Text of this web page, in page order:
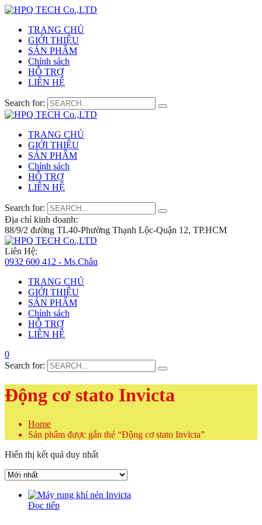
TRANG CHỦ
GIỚI THIỆU
SẢN PHẨM
Chính sách
HỖ TRỢ
LIÊN HỆ
Search for:
TRANG CHỦ
GIỚI THIỆU
SẢN PHẨM
Chính sách
HỖ TRỢ
LIÊN HỆ
Search for:
Địa chỉ kinh doanh:
88/9/2 đường TL40-Phường Thạnh Lộc-Quận 12, TP.HCM
Liên Hệ:
0932 600 412 - Ms.Châu
TRANG CHỦ
GIỚI THIỆU
SẢN PHẨM
Chính sách
HỖ TRỢ
LIÊN HỆ
0
Search for:
Động cơ stato Invicta
Home
Sản phẩm được gắn thẻ “Động cơ stato Invicta”
Hiển thị kết quả duy nhất
Đọc tiếp